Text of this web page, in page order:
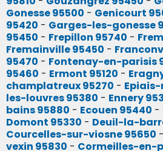
Gonesse 95500 - Genicourt
95420 - Garges-les-gonesse
95450 - Frepillon 95740 -
Fremainville 95450 -
95470 - Fontenay-en-parisis
95460 - Ermont 95120 -
champlatreux 95270 - Epiais-
les-louvres 95380 - Ennery
bains 95880 - Ecouen 95440 -
Domont 95330 - Deuil-la-
Courcelles-sur-viosne 95650 -
vexin 95830 - Cormeilles-en-